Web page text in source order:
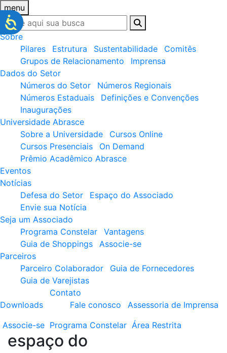
menu
Sobre
Pilares
Estrutura Sustentabilidade
Comitês
Grupos de Relacionamento
Imprensa
Dados do Setor
Números do Setor
Números Regionais
Números Estaduais
Definições e Convenções
Inaugurações
Universidade Abrasce
Sobre a Universidade
Cursos Online
Cursos Presenciais
On Demand
Prêmio Acadêmico Abrasce
Eventos
Notícias
Defesa do Setor
Espaço do Associado
Envie sua Notícia
Seja um Associado
Programa Constelar
Vantagens
Guia de Shoppings
Associe-se
Parceiros
Parceiro Colaborador
Guia de Fornecedores
Guia de Varejistas
Downloads
Contato
Fale conosco
Assessoria de Imprensa
Associe-se Programa Constelar Área Restrita
espaço do